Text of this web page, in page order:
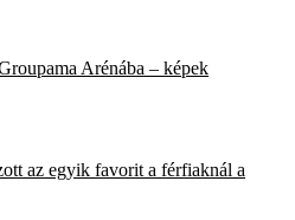
Arénába – képek
az egyik favorit a férfiaknál a